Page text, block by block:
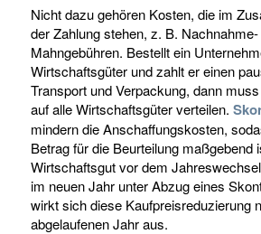
Nicht dazu gehören Kosten, die im
der Zahlung stehen, z. B.
Mahngebühren. Bestellt ein
Wirtschaftsgüter und zahlt er einen
Transport und Verpackung, dann
auf alle Wirtschaftsgüter verteilen.
mindern die Anschaffungskosten,
Betrag für die Beurteilung maßgebend
Wirtschaftsgut vor dem
im neuen Jahr unter Abzug eines
wirkt sich diese Kaufpreisreduzierung
abgelaufenen Jahr aus.